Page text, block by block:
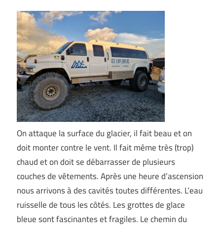
On attaque la surface du glacier, il fait beau et on
doit monter contre le vent. Il fait même très (trop)
chaud et on doit se débarrasser de plusieurs
couches de vêtements. Après une heure d’ascension
nous arrivons à des cavités toutes différentes. L’eau
ruisselle de tous les côtés. Les grottes de glace
bleue sont fascinantes et fragiles. Le chemin du